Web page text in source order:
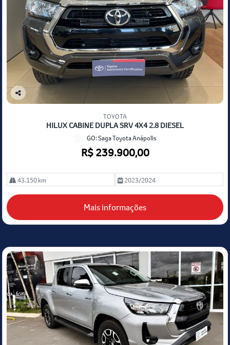
Co
TOYOTA
HILUX CABINE DUPLA SRV 4X4 2.8 DIESEL
GO: Saga Toyota Anápolis
R$ 239.900,00
43.150 km 2023/2024
Mais informações